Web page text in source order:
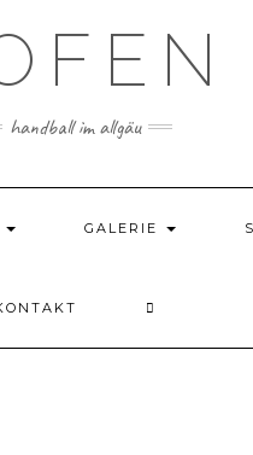
handball im allgäu
GALERIE